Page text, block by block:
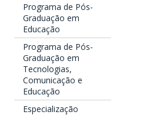
Programa de Pós-
Graduação em
Educação
Programa de Pós-
Graduação em
Tecnologias,
Comunicação e
Educação
Especialização